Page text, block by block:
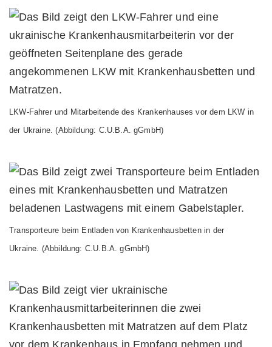
LKW-Fahrer und Mitarbeitende des Krankenhauses vor dem LKW in
der Ukraine.(Abbildung: C.U.B.A. gGmbH)
Transporteure beim Entladen von Krankenhausbetten in der
Ukraine. (Abbildung: C.U.B.A. gGmbH)